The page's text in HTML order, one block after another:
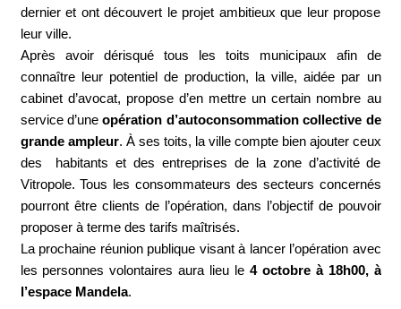
dernier et ont découvert le projet ambitieux que leur propose
leur ville.
Après avoir dérisqué tous les toits municipaux afin de
connaître leur potentiel de production, la ville, aidée par un
cabinet d’avocat, propose d’en mettre un certain nombre au
service d’uneopération d’autoconsommation collective de
grande ampleur. À ses toits, la ville compte bien ajouter ceux
des habitants et des entreprises de la zone d’activité de
Vitropole. Tous les consommateurs des secteurs concernés
pourront être clients de l’opération, dans l’objectif de pouvoir
proposer à terme des tarifs maîtrisés.
La prochaine réunion publique visant à lancer l’opération avec
les personnes volontaires aura lieu le 4 octobre à 18h00, à
l’espace Mandela.